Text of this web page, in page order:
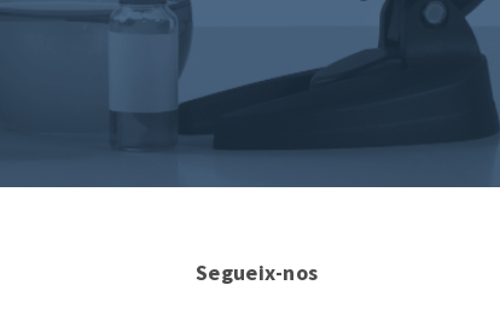
Segueix-nos